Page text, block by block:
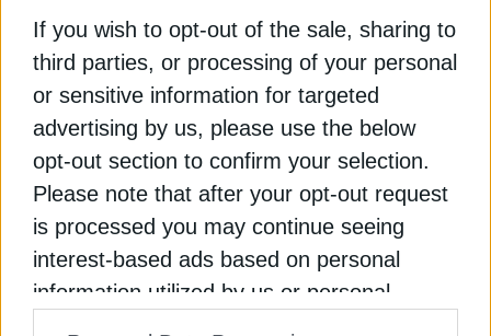
If you wish to opt-out of the sale, sharing to
third parties, or processing of your personal
or sensitive information for targeted
advertising by us, please use the below
opt-out section to confirm your selection.
Please note that after your opt-out request
is processed you may continue seeing
interest-based ads based on personal
information utilized by us or personal
κοινωνίες, τη θεσμική εποπτεία, τον ρόλο της
τοπικής αυτοδιοίκησης, καθώς και την ανάγκη
επιτάχυνσης των ρυθμιστικών και αδειοδοτικών
διαδικασιών με όρους περιβαλλοντικής
προστασίας και κυκλικής οικονομίας.
Δείτε εδώ τις παρουσιάσεις του κ.Αραβώσηκαι
της κ.Ανθούλη.
Διαβάστε ακόμη